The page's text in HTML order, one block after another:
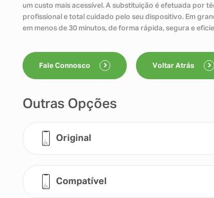
um custo mais acessível. A substituição é efetuada por
profissional e total cuidado pelo seu dispositivo. Em
em menos de 30 minutos, de forma rápida, segura e
Fale Connosco Voltar Atrás
Outras Opções
Original
Compatível